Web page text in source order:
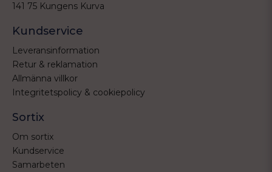
141 75 Kungens Kurva
Kundservice
Leveransinformation
Retur & reklamation
Allmänna villkor
Integritetspolicy & cookiepolicy
Sortix
Om sortix
Kundservice
Samarbeten